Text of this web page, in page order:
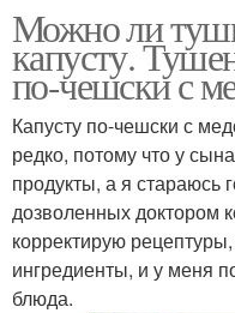
Капуста с мясом
Пекинская капуста
Капуста с грибами
Можно ли
капусту.
по-чешски с
Капусту по-чешски с
редко, потому что у
продукты, а я стараюсь
дозволенных доктором
корректирую
ингредиенты, и у меня
блюда.